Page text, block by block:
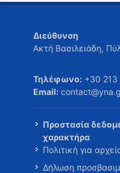
Διεύθυνση
Ακτή Βασιλειάδη,
Τηλέφωνο: +30 213
Email:
Προστασία
χαρακτήρα
Πολιτική για
Δήλωση